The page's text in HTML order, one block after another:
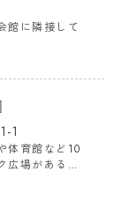
館に隣接して
1
体育館など10
広場がある運